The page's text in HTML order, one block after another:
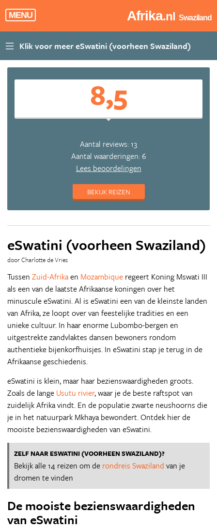
MENU Afrika.nl Swaziland
8,5
Aantal reviews: 13
Aantal waarderingen: 6
Lees beoordelingen
BEKIJK REIZEN
eSwatini (voorheen Swaziland)
door Charlotte de Vries
Tussen Zuid-Afrikaen Mozambique regeert Koning Mswati III
als een van de laatste Afrikaanse koningen over het
minuscule eSwatini. Al is eSwatini een van de kleinste landen
van Afrika, ze loopt over van feestelijke tradities en een
unieke cultuur. In haar enorme Lubombo-bergen en
uitgestrekte zandvlaktes dansen bewoners rondom
authentieke bijenkorfhuisjes. In eSwatini stap je terug in de
Afrikaanse geschiedenis.
eSwatini is klein, maar haar bezienswaardigheden groots.
Zoals de lange Usutu rivier, waar je de beste raftspot van
zuidelijk Afrika vindt. En de populatie zwarte neushoorns die
je in het natuurpark Mkhaya bewondert. Ontdek hier de
mooiste bezienswaardigheden van eSwatini.
ZELF NAAR ESWATINI (VOORHEEN SWAZILAND)?
Bekijk alle 14 reizen om de rondreis Swaziland van je
dromen te vinden
De mooiste bezienswaardigheden
van eSwatini